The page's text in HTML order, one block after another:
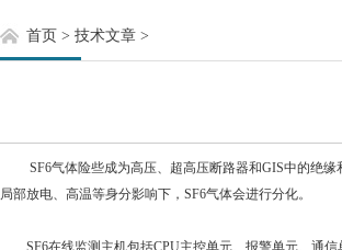
首页 > 技术文章 >
SF6气体险些成为高压、超高压断路器和GIS中的绝缘
局部放电、高温等身分影响下，SF6气体会进行分化。
SF6在线监测主机包括CPU主控单元、报警单元、通信